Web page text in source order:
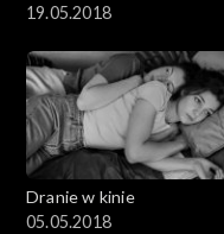
19.05.2018
Dranie w kinie
05.05.2018